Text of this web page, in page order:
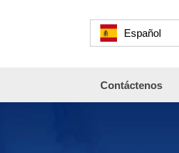
Español
Contáctenos